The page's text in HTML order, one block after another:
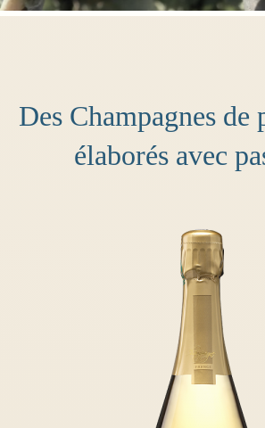
Des Champagnes de
élaborés avec